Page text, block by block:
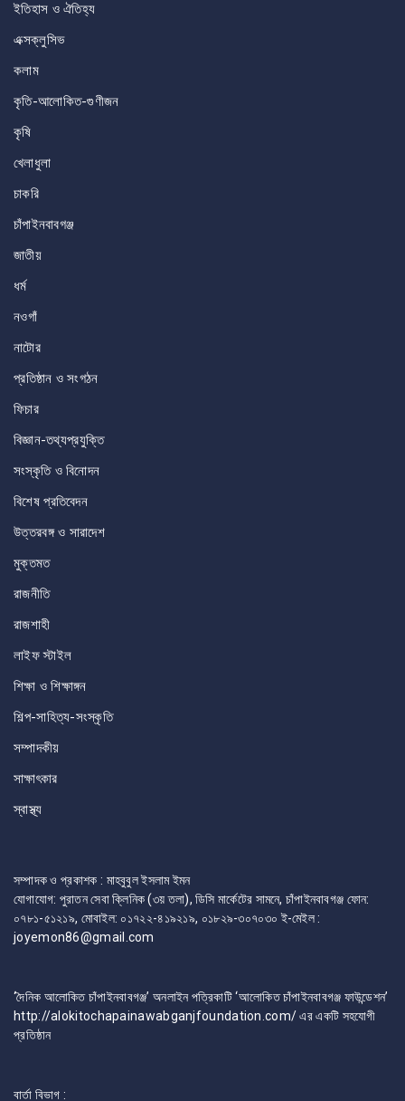
ইতিহাস ও ঐতিহ্য
এক্সক্লুসিভ
কলাম
কৃতি-আলোকিত-গুণীজন
কৃষি
খেলাধুলা
চাকরি
চাঁপাইনবাবগঞ্জ
জাতীয়
ধর্ম
নওগাঁ
নাটোর
প্রতিষ্ঠান ও সংগঠন
ফিচার
বিজ্ঞান-তথ্যপ্রযুক্তি
সংস্কৃতি ও বিনোদন
বিশেষ প্রতিবেদন
উত্তরবঙ্গ ও সারাদেশ
মুক্তমত
রাজনীতি
রাজশাহী
লাইফ স্টাইল
শিক্ষা ও শিক্ষাঙ্গন
শিল্প-সাহিত্য-সংস্কৃতি
সম্পাদকীয়
সাক্ষাৎকার
স্বাস্থ্য
সম্পাদক ও প্রকাশক : মাহবুবুল ইসলাম ইমন
যোগাযোগ: পুরাতন সেবা ক্লিনিক (৩য় তলা), ডিসি মার্কেটের সামনে, চাঁপাইনবাবগঞ্জ ফোন:
০৭৮১-৫১২১৯, মোবাইল: ০১৭২২-৪১৯২১৯, ০১৮২৯-৩০৭০৩০ ই-মেইল :
joyemon86@gmail.com
‘দৈনিক আলোকিত চাঁপাইনবাবগঞ্জ’ অনলাইন পত্রিকাটি ‘আলোকিত চাঁপাইনবাবগঞ্জ ফাউন্ডেশন’
http://alokitochapainawabganjfoundation.com/ এর একটি সহযোগী
প্রতিষ্ঠান
বার্তা বিভাগ :